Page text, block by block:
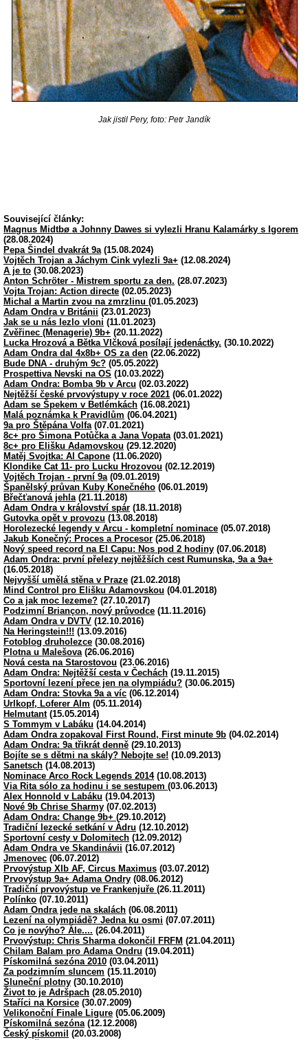
Jak jistil Pery, foto: Petr Jandík
Související články:
Magnus Midtbø a Johnny Dawes si vylezli Hranu Kalamárky s Igorem
(28.08.2024)
Pepa Šindel dvakrát 9a (15.08.2024)
Vojtěch Trojan a Jáchym Cink vylezli 9a+ (12.08.2024)
A je to (30.08.2023)
Anton Schröter - Mistrem sportu za den. (28.07.2023)
Vojta Trojan: Action directe (02.05.2023)
Michal a Martin zvou na zmrzlinu (01.05.2023)
Adam Ondra v Británii (23.01.2023)
Jak se u nás lezlo vloni (11.01.2023)
Zvěřinec (Menagerie) 9b+ (20.11.2022)
Lucka Hrozová a Bětka Vlčková posílají jedenáctky. (30.10.2022)
Adam Ondra dal 4x8b+ OS za den (22.06.2022)
Bude DNA - druhým 9c? (05.05.2022)
Prospettiva Nevski na OS (10.03.2022)
Adam Ondra: Bomba 9b v Arcu (02.03.2022)
Nejtěžší české prvovýstupy v roce 2021 (06.01.2022)
Adam se Špekem v Betlémkách (16.08.2021)
Malá poznámka k Pravidlům (06.04.2021)
9a pro Štěpána Volfa (07.01.2021)
8c+ pro Šimona Potůčka a Jana Vopata (03.01.2021)
8c+ pro Elišku Adamovskou (29.12.2020)
Matěj Svojtka: Al Capone (11.06.2020)
Klondike Cat 11- pro Lucku Hrozovou (02.12.2019)
Vojtěch Trojan - první 9a (09.01.2019)
Španělský průvan Kuby Konečného (06.01.2019)
Břečťanová jehla (21.11.2018)
Adam Ondra v království spár (18.11.2018)
Gutovka opět v provozu (13.08.2018)
Horolezecké legendy v Arcu - kompletní nominace (05.07.2018)
Jakub Konečný: Proces a Procesor (25.06.2018)
Nový speed record na El Capu: Nos pod 2 hodiny (07.06.2018)
Adam Ondra: první přelezy nejtěžších cest Rumunska, 9a a 9a+
(16.05.2018)
Nejvyšší umělá stěna v Praze (21.02.2018)
Mind Control pro Elišku Adamovskou (04.01.2018)
Co a jak moc lezeme? (27.10.2017)
Podzimní Briançon, nový průvodce (11.11.2016)
Adam Ondra v DVTV (12.10.2016)
Na Heringstein!!! (13.09.2016)
Fotoblog druholezce (30.08.2016)
Plotna u Malešova (26.06.2016)
Nová cesta na Starostovou (23.06.2016)
Adam Ondra: Nejtěžší cesta v Čechách (19.11.2015)
Sportovní lezení přece jen na olympiádu? (30.06.2015)
Adam Ondra: Stovka 9a a víc (06.12.2014)
Urlkopf, Loferer Alm (05.11.2014)
Helmutant(15.05.2014)
S Tommym v Labáku (14.04.2014)
Adam Ondra zopakoval First Round, First minute 9b (04.02.2014)
Adam Ondra: 9a třikrát denně (29.10.2013)
Bojíte se s dětmi na skály? Nebojte se! (10.09.2013)
Sanetsch (14.08.2013)
Nominace Arco Rock Legends 2014(10.08.2013)
Via Rita sólo za hodinu i se sestupem (03.06.2013)
Alex Honnold v Labáku (19.04.2013)
Nové 9b Chrise Sharmy (07.02.2013)
Adam Ondra: Change 9b+ (29.10.2012)
Tradiční lezecké setkání v Ádru (12.10.2012)
Sportovní cesty v Dolomitech (12.09.2012)
Adam Ondra ve Skandinávii (16.07.2012)
Jmenovec (06.07.2012)
Prvovýstup XIb AF, Circus Maximus (03.07.2012)
Prvovýstup 9a+ Adama Ondry (08.06.2012)
Tradiční prvovýstup ve Frankenjuře (26.11.2011)
Polínko (07.10.2011)
Adam Ondra jede na skalách (06.08.2011)
Lezení na olympiádě? Jedna ku osmi (07.07.2011)
Co je novýho? Ále.... (26.04.2011)
Prvovýstup: Chris Sharma dokončil FRFM (21.04.2011)
Chilam Balam pro Adama Ondru (19.04.2011)
Pískomilná sezóna 2010 (03.04.2011)
Za podzimním sluncem (15.11.2010)
Sluneční plotny (30.10.2010)
Život to je Adršpach (28.05.2010)
Staříci na Korsice (30.07.2009)
Velikonoční Finale Ligure (05.06.2009)
Pískomilná sezóna (12.12.2008)
Český pískomil (20.03.2008)